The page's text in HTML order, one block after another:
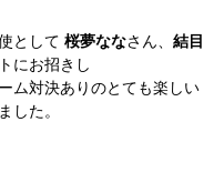
として 桜夢ななさん、 結目
にお招きし
ム対決ありのとても楽しい
した。